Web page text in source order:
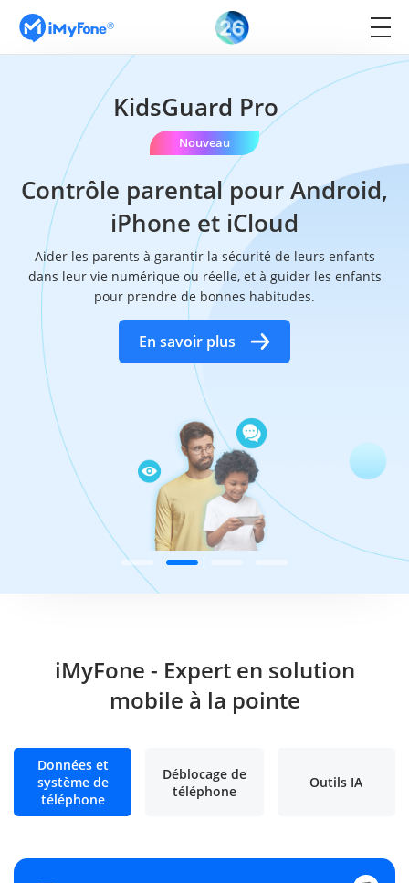
KidsGuard Pro
Nouveau
Contrôle parental pour Android,
iPhone et iCloud
Aider les parents à garantir la sécurité de leurs enfants
dans leur vie numérique ou réelle, et à guider les enfants
pour prendre de bonnes habitudes.
En savoir plus
iMyFone - Expert en solution
mobile à la pointe
Données et
système de
téléphone
Déblocage de
téléphone
Outils IA